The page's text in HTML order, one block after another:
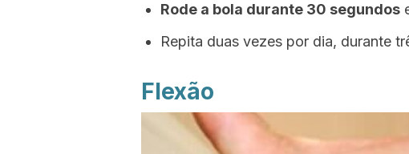
Rode a bola durante 30 segundos
Repita duas vezes por dia, durante
Flexão